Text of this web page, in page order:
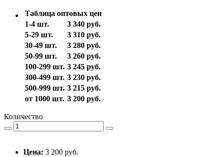
Таблица оптовых цен
1-4 шт.
3 340 руб.
5-29 шт.
3 310 руб.
30-49 шт.
3 280 руб.
50-99 шт.
3 260 руб.
100-299 шт. 3 245 руб.
300-499 шт. 3 230 руб.
500-999 шт. 3 215 руб.
от 1000 шт. 3 200 руб.
Количество
Цена: 3 200 руб.